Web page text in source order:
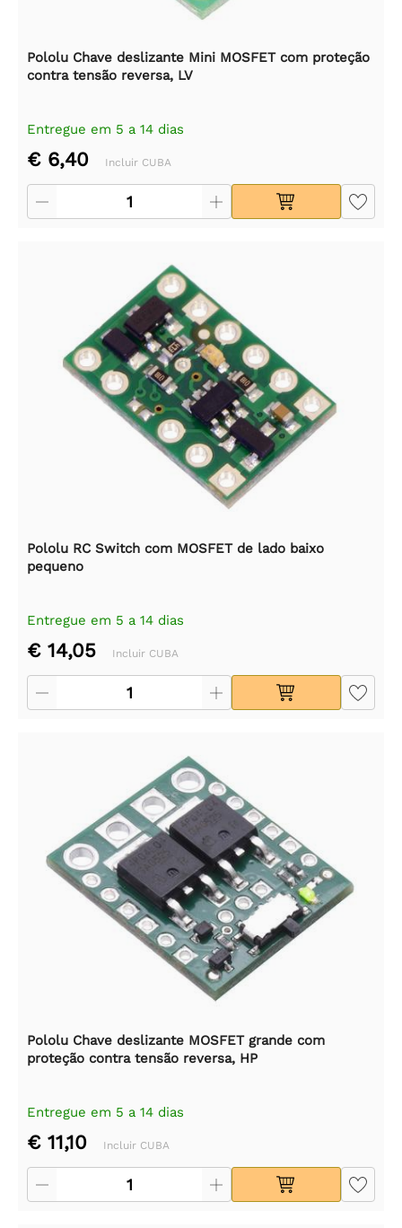
Pololu Chave deslizante Mini MOSFET com proteção
contra tensão reversa, LV
Entregue em 5 a 14 dias
€ 6,40 Incluir CUBA
Pololu RC Switch com MOSFET de lado baixo
pequeno
Entregue em 5 a 14 dias
€ 14,05 Incluir CUBA
Pololu Chave deslizante MOSFET grande com
proteção contra tensão reversa, HP
Entregue em 5 a 14 dias
€ 11,10 Incluir CUBA